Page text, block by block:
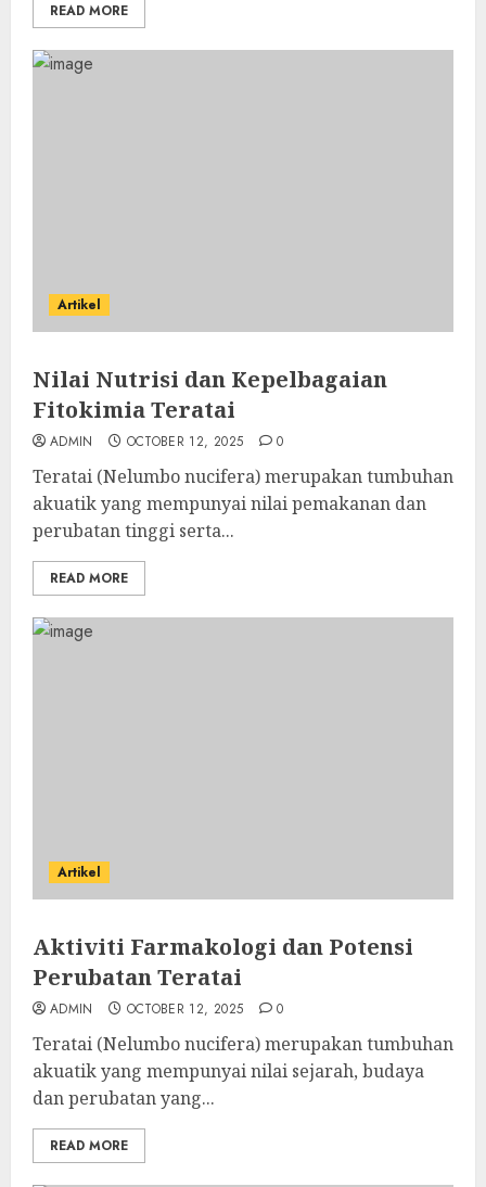
READ MORE
Artikel
Nilai Nutrisi dan Kepelbagaian
Fitokimia Teratai
ADMIN OCTOBER 12, 2025 0
Teratai (Nelumbo nucifera) merupakan tumbuhan
akuatik yang mempunyai nilai pemakanan dan
perubatan tinggi serta...
READ MORE
Artikel
Aktiviti Farmakologi dan Potensi
Perubatan Teratai
ADMIN OCTOBER 12, 2025 0
Teratai (Nelumbo nucifera) merupakan tumbuhan
akuatik yang mempunyai nilai sejarah, budaya
dan perubatan yang...
READ MORE